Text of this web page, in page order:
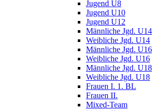
Jugend U8
Jugend U10
Jugend U12
Männliche Jgd. U14
Weibliche Jgd. U14
Männliche Jgd. U16
Weibliche Jgd. U16
Männliche Jgd. U18
Weibliche Jgd. U18
Frauen I. 1. BL
Frauen II.
Mixed-Team